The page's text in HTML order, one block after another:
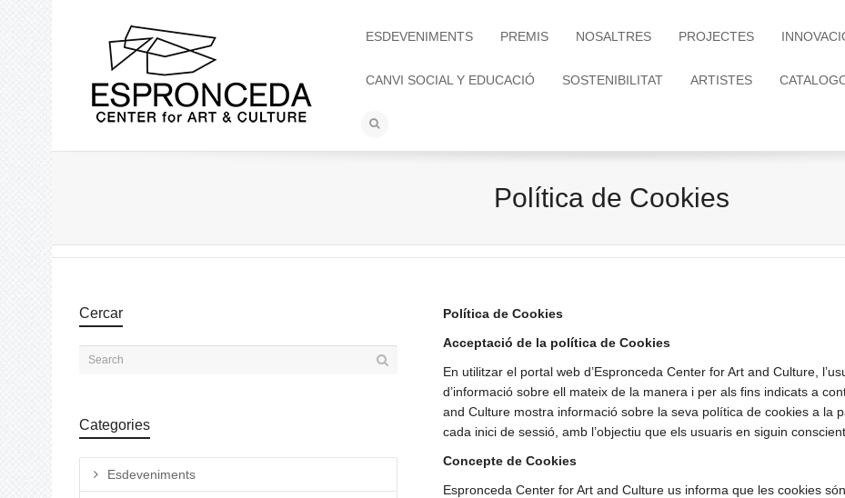
ESDEVENIMENTS PREMIS NOSALTRES PROJECTES
CANVI SOCIAL Y EDUCACIÓ SOSTENIBILITAT ARTISTES
Política de Cookies
Política de Cookies
Acceptació de la política de Cookies
En utilitzar el portal web d’Espronceda Center for Art and Culture,
d’informació sobre ell mateix de la manera i per als fins indicats a
and Culture mostra informació sobre la seva política de cookies a la
cada inici de sessió, amb l’objectiu que els usuaris en siguin
Concepte de Cookies
Espronceda Center for Art and Culture us informa que les cookies
Cercar
Categories
Esdeveniments